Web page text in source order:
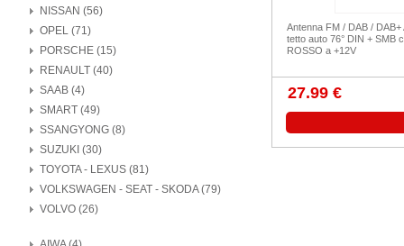
NISSAN (56)
OPEL (71)
PORSCHE (15)
RENAULT (40)
SAAB (4)
SMART (49)
SSANGYONG (8)
SUZUKI (30)
TOYOTA - LEXUS (81)
VOLKSWAGEN - SEAT - SKODA (79)
VOLVO (26)
Antenna FM / DAB / DAB+
tetto auto 76° DIN + SMB
ROSSO a +12V
27.99 €